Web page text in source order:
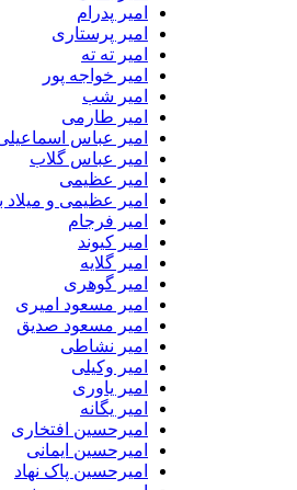
امیر پدرام
امیر پرستاری
امیر ته ته
امیر خواجه پور
امیر شب
امیر طارمی
امیر عباس اسماعیلی
امیر عباس گلاب
امیر عظیمی
امیر عظیمی و میلاد بابایی
امیر فرجام
امیر کیوند
امیر گلایه
امیر گوهری
امیر مسعود امیری
امیر مسعود صدیق
امیر نشاطی
امیر وکیلی
امیر یاوری
امیر یگانه
امیرحسین افتخاری
امیرحسین ایمانی
امیرحسین پاک نهاد